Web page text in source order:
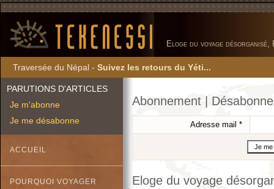
Eloge du voyage
Traversée du Népal - Suivez les retours du Yéti...
PARUTIONS D'ARTICLES
Je m'abonne
Je me désabonne
ACCUEIL
POURQUOI VOYAGER
Abonnement |
Adresse mail *
Eloge du voyage